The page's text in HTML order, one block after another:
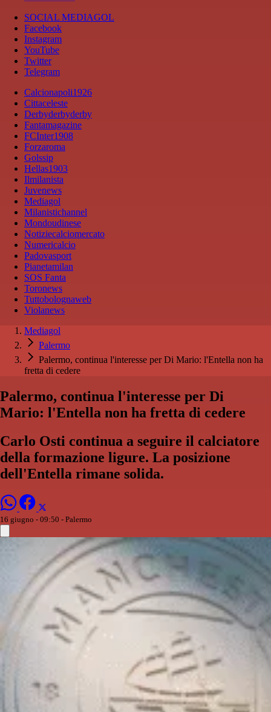
SOCIAL MEDIAGOL
Facebook
Instagram
YouTube
Twitter
Telegram
Calcionapoli1926
Cittaceleste
Derbyderbyderby
Fantamagazine
FCInter1908
Forzaroma
Golssip
Hellas1903
Ilmilanista
Juvenews
Mediagol
Milanistichannel
Mondoudinese
Notiziecalciomercato
Numericalcio
Padovasport
Pianetamilan
SOS Fanta
Toronews
Tuttobolognaweb
Violanews
Mediagol
Palermo
Palermo, continua l'interesse per Di Mario: l'Entella non ha
fretta di cedere
Palermo, continua l'interesse per Di
Mario: l'Entella non ha fretta di cedere
Carlo Osti continua a seguire il calciatore
della formazione ligure. La posizione
dell'Entella rimane solida.
16 giugno - 09:50 - Palermo